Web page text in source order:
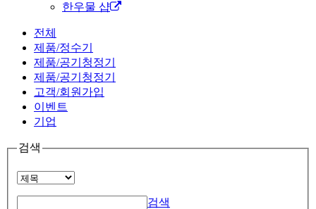
한우물 샵
전체
제품/정수기
제품/공기청정기
제품/공기청정기
고객/회원가입
이벤트
기업
검색
검색